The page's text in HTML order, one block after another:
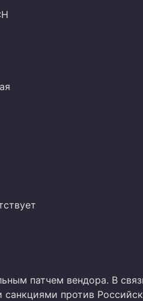
патчем вендора. В
против